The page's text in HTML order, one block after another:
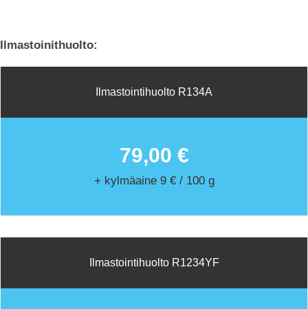
Ilmastoinithuolto:
Ilmastointihuolto R134A
79,00 €
+ kylmäaine 9 € / 100 g
Ilmastointihuolto R1234YF